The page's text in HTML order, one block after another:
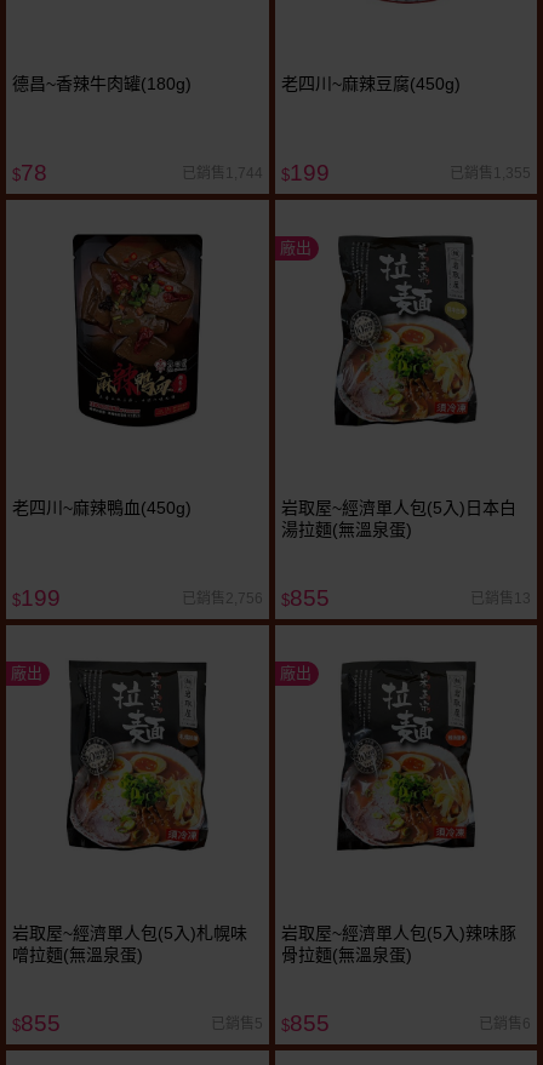
德昌~香辣牛肉罐(180g)
$78 已銷售1,744
老四川~麻辣豆腐(450g)
$199 已銷售1,355
老四川~麻辣鴨血(450g)
$199 已銷售2,756
廠出
岩取屋~經濟單人包(5入)日本白
湯拉麵(無溫泉蛋)
$855 已銷售13
廠出
岩取屋~經濟單人包(5入)札幌味
噌拉麵(無溫泉蛋)
$855 已銷售5
廠出
岩取屋~經濟單人包(5入)辣味豚
骨拉麵(無溫泉蛋)
$855 已銷售6